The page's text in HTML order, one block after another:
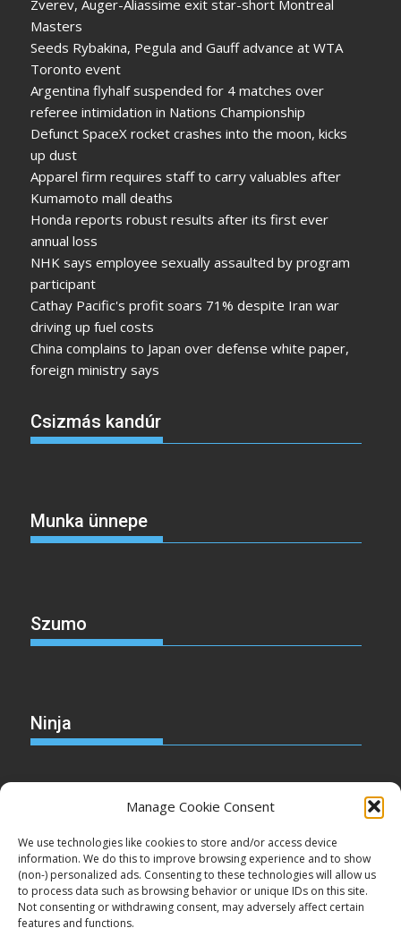
Manage Cookie Consent
We use technologies like cookies to store and/or access device
information. We do this to improve browsing experience and to show
(non-) personalized ads. Consenting to these technologies will allow us
to process data such as browsing behavior or unique IDs on this site.
Not consenting or withdrawing consent, may adversely affect certain
features and functions.
Zverev, Auger-Aliassime exit star-short Montreal
Masters
Seeds Rybakina, Pegula and Gauff advance at WTA
Toronto event
Argentina flyhalf suspended for 4 matches over
referee intimidation in Nations Championship
Defunct SpaceX rocket crashes into the moon, kicks
up dust
Apparel firm requires staff to carry valuables after
Kumamoto mall deaths
Honda reports robust results after its first ever
annual loss
NHK says employee sexually assaulted by program
participant
Cathay Pacific's profit soars 71% despite Iran war
driving up fuel costs
China complains to Japan over defense white paper,
foreign ministry says
Csizmás kandúr
Munka ünnepe
Szumo
Ninja